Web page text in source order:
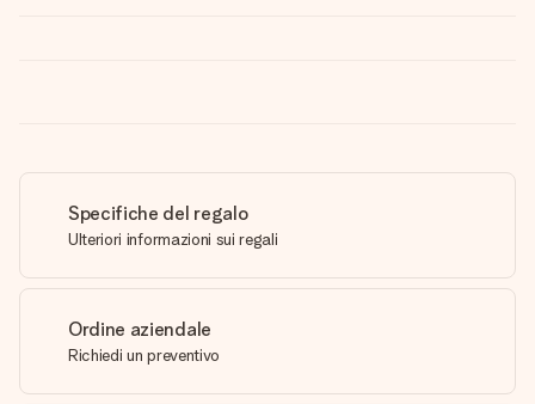
Specifiche del regalo
Ulteriori informazioni sui regali
Ordine aziendale
Richiedi un preventivo